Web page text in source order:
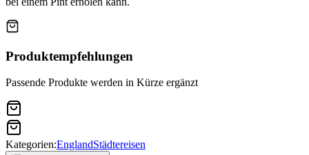
Produktempfehlungen
Passende Produkte werden in Kürze ergänzt
Kategorien:EnglandStädtereisen